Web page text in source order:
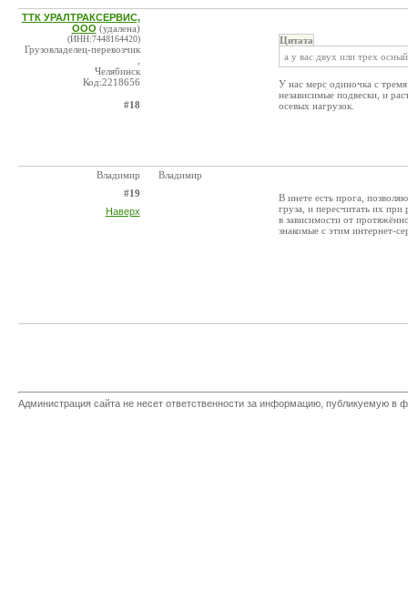
ТТК УРАЛТРАКСЕРВИС,
ООО (удалена)
(ИНН:7448164420)
Грузовладелец-перевозчик
Челябинск
Код:2218656
#18
Цитата
а у вас двух или трех
У нас мерс одиночка с
независимые подвески, и
осевых нагрузок.
Владимир
#19
Наверх
Владимир
В инете есть прога,
груза, и пересчитать их
в зависимости от
знакомые с этим интернет-
Администрация сайта не несет ответственности за информацию, публикуемую